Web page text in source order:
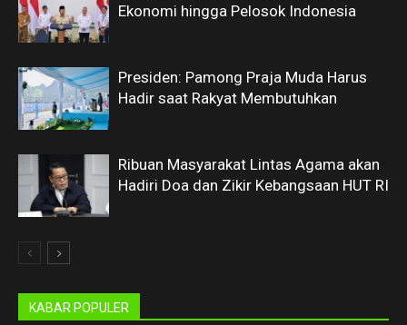
Ekonomi hingga Pelosok Indonesia
Presiden: Pamong Praja Muda Harus
Hadir saat Rakyat Membutuhkan
Ribuan Masyarakat Lintas Agama akan
Hadiri Doa dan Zikir Kebangsaan HUT RI
KABAR POPULER